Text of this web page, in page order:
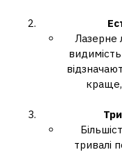
Лазерне
краще,
тривалі